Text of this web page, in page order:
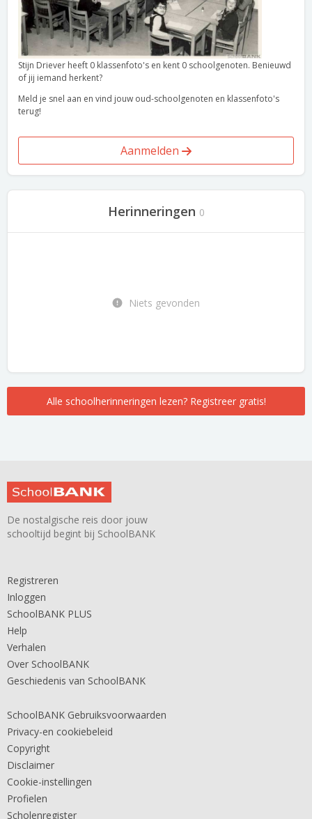
Stijn Driever heeft 0 klassenfoto's en kent 0 schoolgenoten. Benieuwd
of jij iemand herkent?
Meld je snel aan en vind jouw oud-schoolgenoten en klassenfoto's
terug!
Aanmelden
Herinneringen 0
Niets gevonden
Alle schoolherinneringen lezen? Registreer gratis!
De nostalgische reis door jouw
schooltijd begint bij SchoolBANK
Registreren
Inloggen
SchoolBANK PLUS
Help
Verhalen
Over SchoolBANK
Geschiedenis van SchoolBANK
SchoolBANK Gebruiksvoorwaarden
Privacy-en cookiebeleid
Copyright
Disclaimer
Cookie-instellingen
Profielen
Scholenregister